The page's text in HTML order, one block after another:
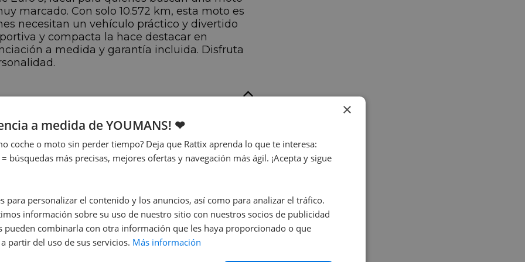
marcado. Con solo 10.572 km, esta moto es
necesitan un vehículo práctico y divertido
y compacta la hace destacar en
a medida y garantía incluida. Disfruta
Fecha de
06/2022
Peso
×
a medida de YOUMANS! ❤
coche o moto sin perder tiempo? Deja que Rattix aprenda lo que te interesa:
búsquedas más precisas, mejores ofertas y navegación más ágil. ¡Acepta y sigue
para personalizar el contenido y los anuncios, así como para analizar el tráfico.
información sobre su uso de nuestro sitio con nuestros socios de publicidad
pueden combinarla con otra información que les haya proporcionado o que
partir del uso de sus servicios. Más información